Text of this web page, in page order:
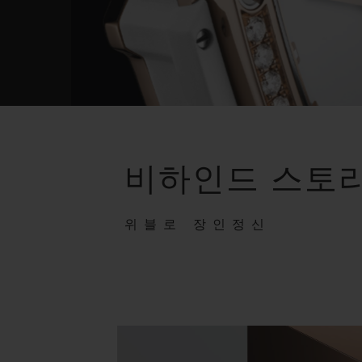
비하인드 스토
위블로 장인정신